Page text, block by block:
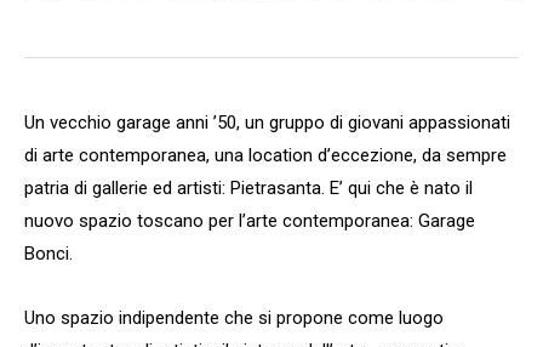
Un vecchio garage anni ’50, un gruppo di giovani appassionati
di arte contemporanea, una location d’eccezione, da sempre
patria di gallerie ed artisti: Pietrasanta. E’ qui che è nato il
nuovo spazio toscano per l’arte contemporanea: Garage
Bonci.
Uno spazio indipendente che si propone come luogo